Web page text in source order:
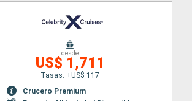
desde
US$ 1,711
Tasas: +US$ 117
Crucero Premium